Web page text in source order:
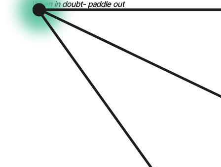
When in doubt- paddle out